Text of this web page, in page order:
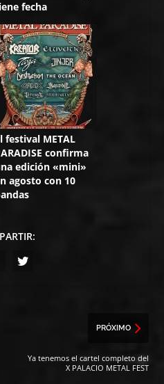
fecha
festival METAL
confirma
edición «mini»
agosto con 10
PRÓXIMO
Ya tenemos el cartel completo del
X PALACIO METAL FEST